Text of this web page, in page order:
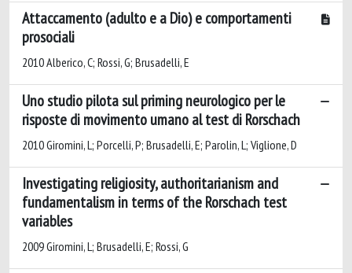
Attaccamento (adulto e a Dio) e comportamenti
prosociali
2010 Alberico, C; Rossi, G; Brusadelli, E
Uno studio pilota sul priming neurologico per le
risposte di movimento umano al test di Rorschach
2010 Giromini, L; Porcelli, P; Brusadelli, E; Parolin, L; Viglione, D
Investigating religiosity, authoritarianism and
fundamentalism in terms of the Rorschach test
variables
2009 Giromini, L; Brusadelli, E; Rossi, G